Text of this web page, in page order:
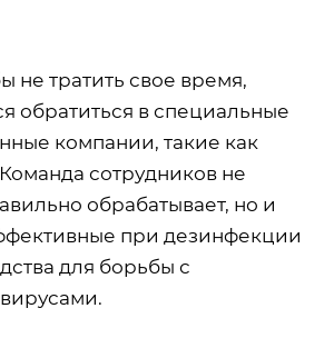
не тратить свое время,
обратиться в специальные
компании, такие как
сотрудников не
обрабатывает, но и
при дезинфекции
для борьбы с